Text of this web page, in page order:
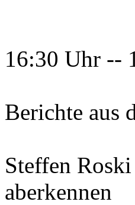
16:30 Uhr --
Berichte aus
Steffen
aberkennen